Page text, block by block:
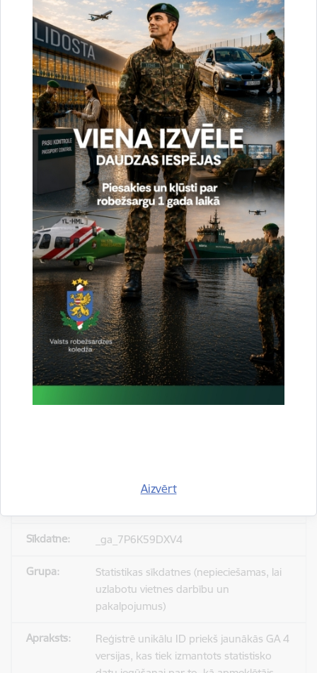
Aizvērt
Reģistrē unikālu ID, kas tiek izmantots
statistisko datu iegūšanai par to, kā
apmeklētājs izmanto vietni.
2 gadi
_gat
Statistikas sīkdatnes (nepieciešamas, lai
uzlabotu vietnes darbību un
pakalpojumus)
Izmanto Google Analytics, lai samazinātu
pieprasījuma līmeni.
1 minūte
_gid
Statistikas sīkdatnes (nepieciešamas, lai
uzlabotu vietnes darbību un
24 stundas
_ga_7P6K59DXV4
Statistikas sīkdatnes (nepieciešamas, lai
uzlabotu vietnes darbību un
pakalpojumus)
Reģistrē unikālu ID priekš jaunākās GA 4
versijas, kas tiek izmantots statistisko